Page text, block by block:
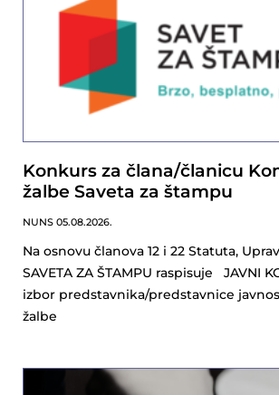
Konkurs za člana/članicu
žalbe Saveta za štampu
NUNS 05.08.2026.
Na osnovu članova 12 i 22 Statuta,
SAVETA ZA ŠTAMPU raspisuje JAVNI
izbor predstavnika/predstavnice
žalbe